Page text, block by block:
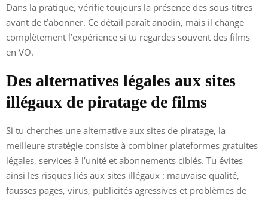
Dans la pratique, vérifie toujours la présence des sous-titres
avant de t’abonner. Ce détail paraît anodin, mais il change
complètement l’expérience si tu regardes souvent des films
en VO.
Des alternatives légales aux sites
illégaux de piratage de films
Si tu cherches une alternative aux sites de piratage, la
meilleure stratégie consiste à combiner plateformes gratuites
légales, services à l’unité et abonnements ciblés. Tu évites
ainsi les risques liés aux sites illégaux : mauvaise qualité,
fausses pages, virus, publicités agressives et problèmes de